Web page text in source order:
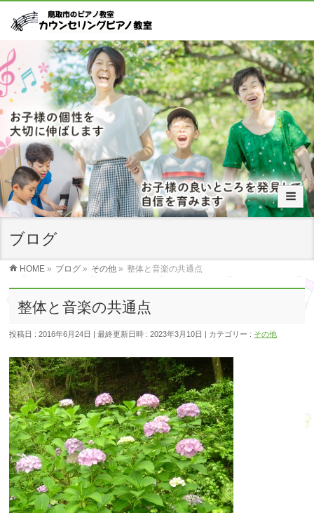
ブログ
HOME » ブログ » その他 » 整体と音楽の共通点
整体と音楽の共通点
投稿日 : 2016年6月24日 最終更新日時 : 2023年3月10日 カテゴリー : その他